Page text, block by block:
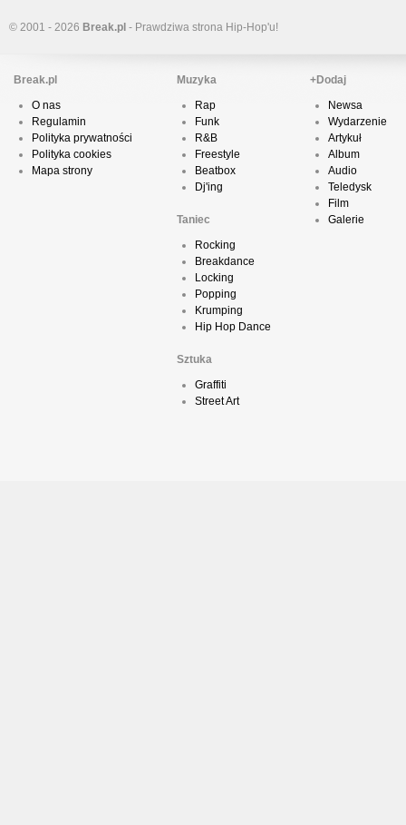
© 2001 - 2026 Break.pl - Prawdziwa strona Hip-Hop'u!
Break.pl
O nas
Regulamin
Polityka prywatności
Polityka cookies
Mapa strony
Muzyka
Rap
Funk
R&B
Freestyle
Beatbox
Dj'ing
Taniec
Rocking
Breakdance
Locking
Popping
Krumping
Hip Hop Dance
Sztuka
Graffiti
Street Art
+Dodaj
Newsa
Wydarzenie
Artykuł
Album
Audio
Teledysk
Film
Galerie